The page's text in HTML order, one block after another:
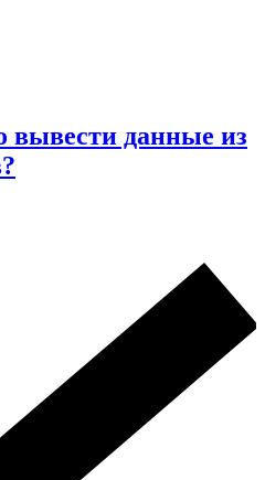
вывести данные из